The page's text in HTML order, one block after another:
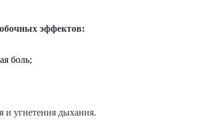
эффектов:
боль;
и угнетения дыхания.